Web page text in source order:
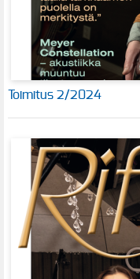
Toimitus 2/2024